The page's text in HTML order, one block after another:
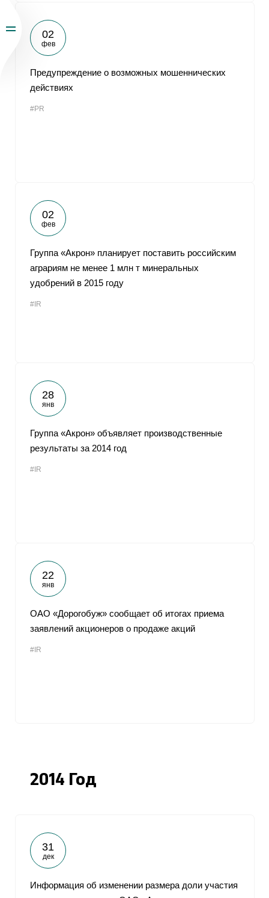
02
фев
Предупреждение о возможных мошеннических
действиях
#PR
02
фев
Группа «Акрон» планирует поставить российским
аграриям не менее 1 млн т минеральных
удобрений в 2015 году
#IR
28
янв
Группа «Акрон» объявляет производственные
результаты за 2014 год
#IR
22
янв
ОАО «Дорогобуж» сообщает об итогах приема
заявлений акционеров о продаже акций
#IR
2014 Год
31
дек
Информация об изменении размера доли участия